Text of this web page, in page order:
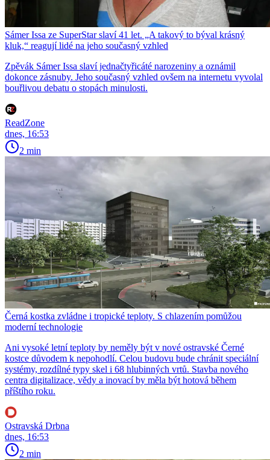
Sámer Issa ze SuperStar slaví 41 let. „A takový to býval krásný
kluk,“ reagují lidé na jeho současný vzhled
Zpěvák Sámer Issa slaví jednačtyřicáté narozeniny a oznámil
dokonce zásnuby. Jeho současný vzhled ovšem na internetu vyvolal
bouřlivou debatu o stopách minulosti.
ReadZone
dnes, 16:53
2 min
Černá kostka zvládne i tropické teploty. S chlazením pomůžou
moderní technologie
Ani vysoké letní teploty by neměly být v nové ostravské Černé
kostce důvodem k nepohodlí. Celou budovu bude chránit speciální
systémy, rozdílné typy skel i 68 hlubinných vrtů. Stavba nového
centra digitalizace, vědy a inovací by měla být hotová během
příštího roku.
Ostravská Drbna
dnes, 16:53
2 min